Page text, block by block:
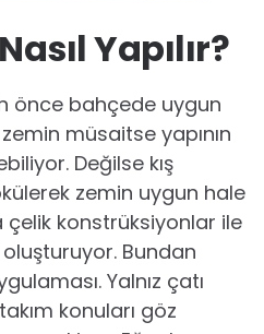
Yapılır?
önce bahçede uygun
müsaitse yapının
Değilse kış
zemin uygun hale
konstrüksiyonlar ile
Bundan
Yalnız çatı
konuları göz